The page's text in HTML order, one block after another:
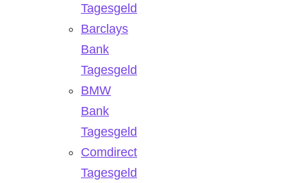
Tagesgeld
Barclays
Bank
Tagesgeld
BMW
Bank
Tagesgeld
Comdirect
Tagesgeld